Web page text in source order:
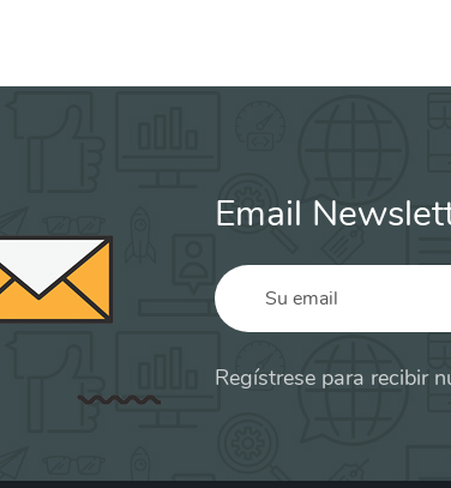
Email
Regístrese para recibir